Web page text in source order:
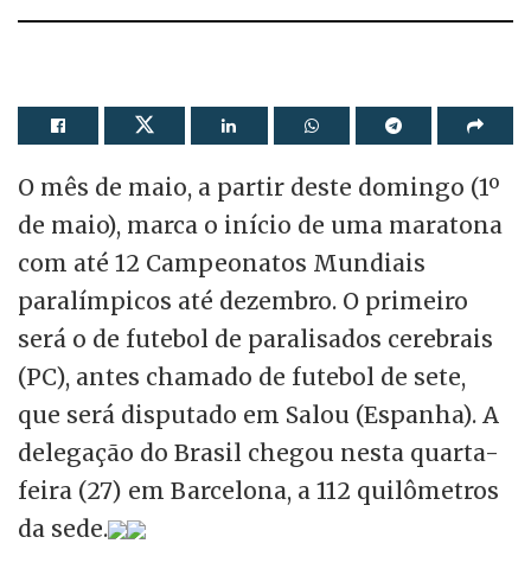
O mês de maio, a partir deste domingo (1º
de maio), marca o início de uma maratona
com até 12 Campeonatos Mundiais
paralímpicos até dezembro. O primeiro
será o de futebol de paralisados cerebrais
(PC), antes chamado de futebol de sete,
que será disputado em Salou (Espanha). A
delegação do Brasil chegou nesta quarta-
feira (27) em Barcelona, a 112 quilômetros
da sede.